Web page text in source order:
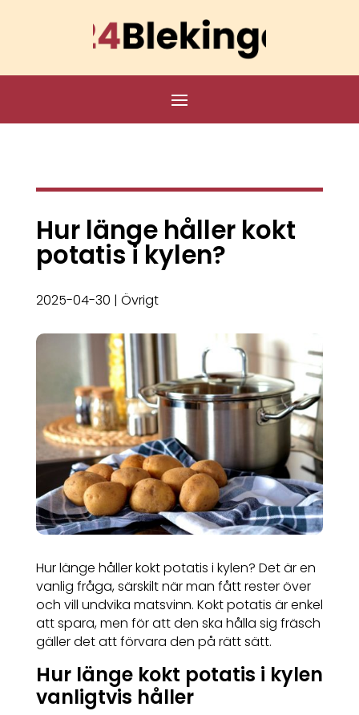
Hur länge håller kokt
potatis i kylen?
2025-04-30 | Övrigt
Hur länge håller kokt potatis i kylen? Det är en
vanlig fråga, särskilt när man fått rester över
och vill undvika matsvinn. Kokt potatis är enkel
att spara, men för att den ska hålla sig fräsch
gäller det att förvara den på rätt sätt.
Hur länge kokt potatis i kylen
vanligtvis håller